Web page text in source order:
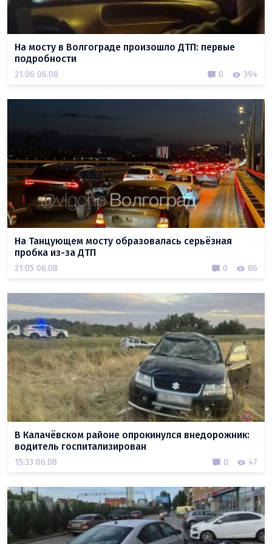
На мосту в Волгограде произошло ДТП: первые
подробности
21:06 06.08 0 394
На Танцующем мосту образовалась серьёзная
пробка из-за ДТП
21:05 06.08 0 86
В Калачёвском районе опрокинулся внедорожник:
водитель госпитализирован
15:33 06.08 0 47